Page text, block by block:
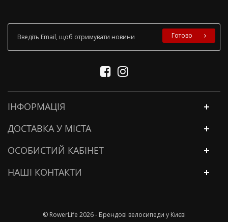
Готово
ІНФОРМАЦІЯ
ДОСТАВКА У МІСТА
ОСОБИСТИЙ КАБІНЕТ
НАШІ КОНТАКТИ
© RowerLife 2026 - Брендові велосипеди у Києві